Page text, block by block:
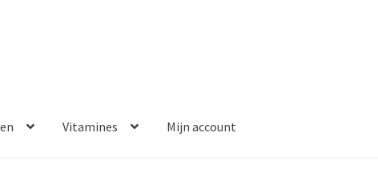
Vitamines Mijn account